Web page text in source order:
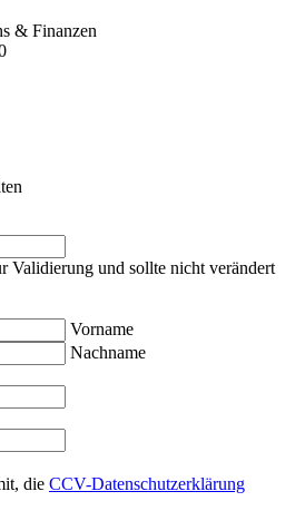
& Finanzen
Validierung und sollte nicht verändert
Vorname
Nachname
die CCV-Datenschutzerklärung